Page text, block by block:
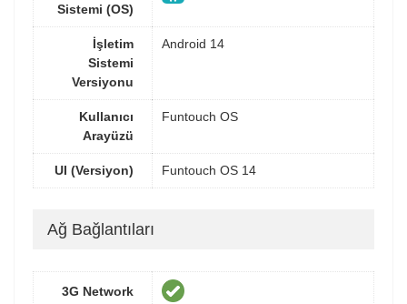
Sistemi (OS)
İşletim
Sistemi
Versiyonu
Android 14
Kullanıcı
Arayüzü
Funtouch OS
UI (Versiyon) Funtouch OS 14
Ağ Bağlantıları
3G Network